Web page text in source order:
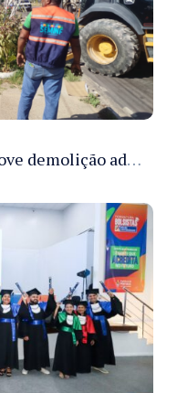
Prefeitura de Manaus promove demolição administrativa de cinco estruturas que ocupavam calçada pública